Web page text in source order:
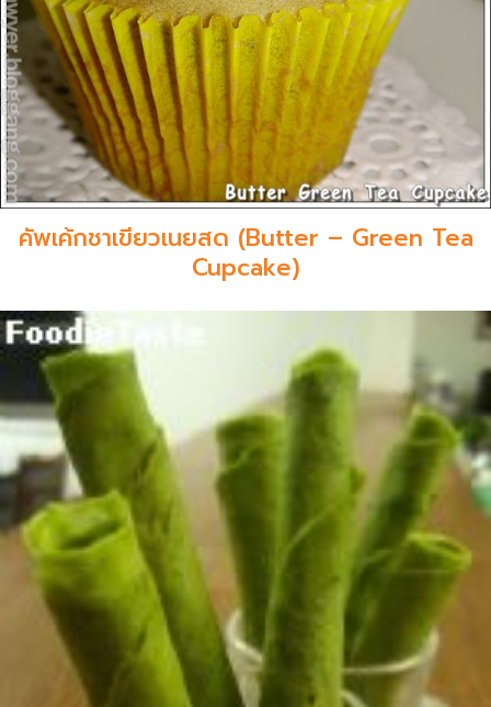
คัพเค้กชาเขียวเนยสด (Butter – Green Tea
Cupcake)